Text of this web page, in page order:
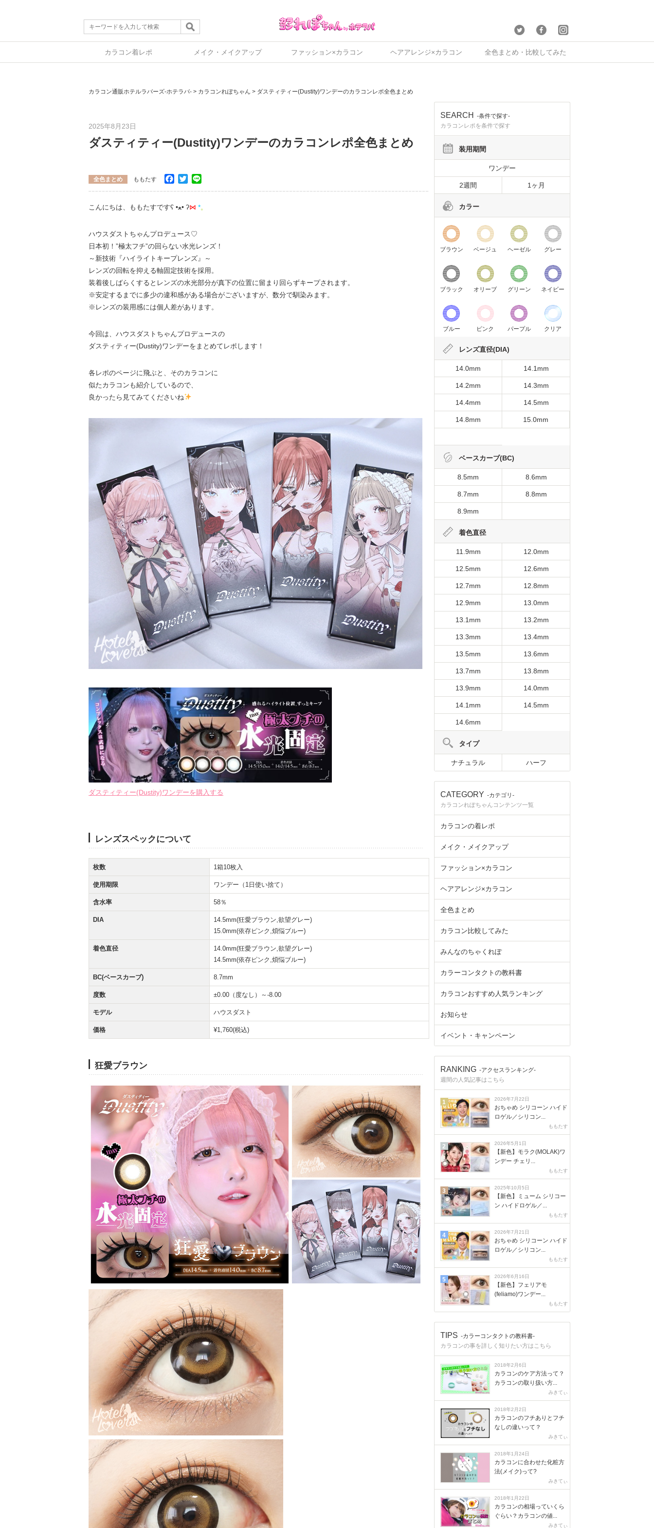
カラコン着レポ メイク・メイクアップ ファッション×カラコン ヘアアレンジ×カラコン 全色まとめ・比較してみた
カラコン通販ホテルラバーズ-ホテラバ- > カラコンれぽちゃん > ダスティティー(Dustity)ワンデーのカラコンレポ全色まとめ
2025年8月23日
ダスティティー(Dustity)ワンデーのカラコンレポ全色まとめ
全色まとめ ももたす Facebook
Twitter
こんにちは、ももたすですʕ •ﻌ• ʔ⋈ *。
ハウスダストちゃんプロデュース♡
日本初！”極太フチ”の回らない水光レンズ！
～新技術『ハイライトキープレンズ』～
レンズの回転を抑える軸固定技術を採用。
装着後しばらくするとレンズの水光部分が真下の位置に留まり回らずキープされます。
※安定するまでに多少の違和感がある場合がございますが、数分で馴染みます。
※レンズの装用感には個人差があります。
今回は、ハウスダストちゃんプロデュースの
ダスティティー(Dustity)ワンデーをまとめてレポします！
各レポのページに飛ぶと、そのカラコンに
似たカラコンも紹介しているので、
良かったら見てみてくださいね
ダスティティー(Dustity)ワンデーを購入する
レンズスペックについて
枚数 1箱10枚入
使用期限 ワンデー（1日使い捨て）
含水率 58％
DIA
14.5mm(狂愛ブラウン,欲望グレー)
15.0mm(依存ピンク,煩悩ブルー)
着色直径
14.0mm(狂愛ブラウン,欲望グレー)
14.5mm(依存ピンク,煩悩ブルー)
BC(ベースカーブ) 8.7mm
度数 ±0.00（度なし）～-8.00
モデル ハウスダスト
価格 ¥1,760(税込)
狂愛ブラウン
SEARCH
-条件で探す-
カラコンレポを条件で探す
装用期間
ワンデー
2週間 1ヶ月
カラー
ブラウン ベージュ ヘーゼル グレー
ブラック オリーブ グリーン ネイビー
ブルー ピンク パープル クリア
レンズ直径(DIA)
14.0mm 14.1mm
14.2mm 14.3mm
14.4mm 14.5mm
14.8mm 15.0mm
ベースカーブ(BC)
8.5mm 8.6mm
8.7mm 8.8mm
8.9mm
着色直径
11.9mm 12.0mm
12.5mm 12.6mm
12.7mm 12.8mm
12.9mm 13.0mm
13.1mm 13.2mm
13.3mm 13.4mm
13.5mm 13.6mm
13.7mm 13.8mm
13.9mm 14.0mm
14.1mm 14.5mm
14.6mm
タイプ
ナチュラル ハーフ
CATEGORY -カテゴリ-
カラコンれぽちゃんコンテンツ一覧
カラコンの着レポ
メイク・メイクアップ
ファッション×カラコン
ヘアアレンジ×カラコン
全色まとめ
カラコン比較してみた
みんなのちゃくれぽ
カラーコンタクトの教科書
カラコンおすすめ人気ランキング
お知らせ
イベント・キャンペーン
RANKING -アクセスランキング-
週間の人気記事はこちら
1 2026年7月22日
おちゃめ シリコーン ハイド
ロゲル／シリコン...
ももたす
2 2026年5月1日
【新色】モラク(MOLAK)ワ
ンデー チェリ...
ももたす
3 2025年10月5日
【新色】ミューム シリコー
ン ハイドロゲル／...
ももたす
4 2026年7月21日
おちゃめ シリコーン ハイド
ロゲル／シリコン...
ももたす
5 2026年6月16日
【新色】フェリアモ
(feliamo)ワンデー...
ももたす
TIPS -カラーコンタクトの教科書-
カラコンの事を詳しく知りたい方はこちら
2018年2月6日
カラコンのケア方法って？
カラコンの取り扱い方...
みきてぃ
2018年2月2日
カラコンのフチありとフチ
なしの違いって？
みきてぃ
2018年1月24日
カラコンに合わせた化粧方
法(メイク)って?
みきてぃ
2018年1月22日
カラコンの相場っていくら
ぐらい？カラコンの値...
みきてぃ